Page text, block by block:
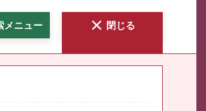
メニュー 閉じる